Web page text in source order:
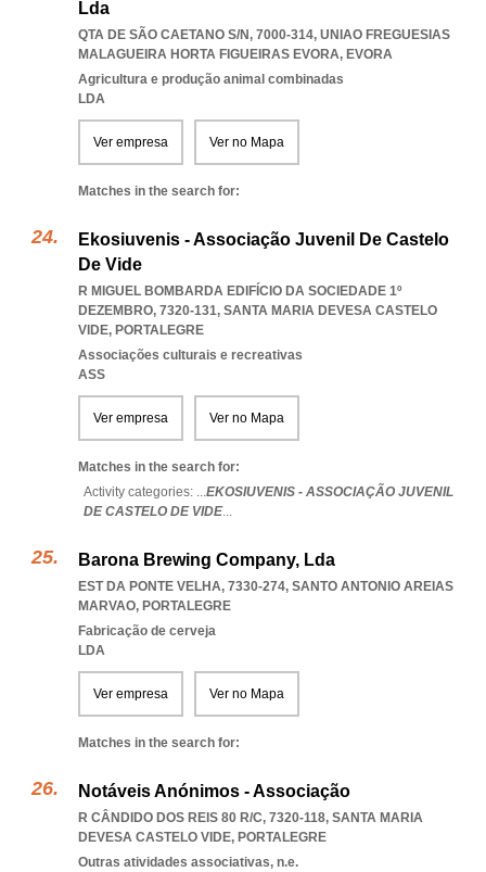
Lda
QTA DE SÃO CAETANO S/N, 7000-314, UNIAO FREGUESIAS
MALAGUEIRA HORTA FIGUEIRAS EVORA, EVORA
Agricultura e produção animal combinadas
LDA
Ver empresa Ver no Mapa
Matches in the search for:
Ekosiuvenis - Associação Juvenil De Castelo
De Vide
R MIGUEL BOMBARDA EDIFÍCIO DA SOCIEDADE 1º
DEZEMBRO, 7320-131, SANTA MARIA DEVESA CASTELO
VIDE, PORTALEGRE
Associações culturais e recreativas
ASS
Ver empresa Ver no Mapa
Matches in the search for:
Activity categories: ...EKOSIUVENIS - ASSOCIAÇÃO JUVENIL
DE CASTELO DE VIDE...
Barona Brewing Company, Lda
EST DA PONTE VELHA, 7330-274, SANTO ANTONIO AREIAS
MARVAO, PORTALEGRE
Fabricação de cerveja
LDA
Ver empresa Ver no Mapa
Matches in the search for:
Notáveis Anónimos - Associação
R CÂNDIDO DOS REIS 80 R/C, 7320-118, SANTA MARIA
DEVESA CASTELO VIDE, PORTALEGRE
Outras atividades associativas, n.e.